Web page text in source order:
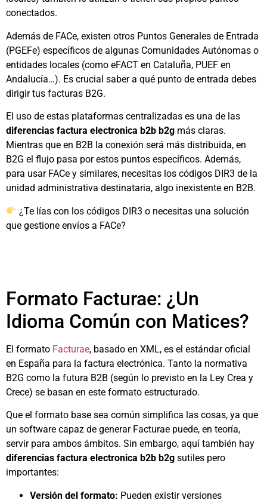
conectados.
Además de FACe, existen otros Puntos Generales de Entrada
(PGEFe) específicos de algunas Comunidades Autónomas o
entidades locales (como eFACT en Cataluña, PUEF en
Andalucía…). Es crucial saber a qué punto de entrada debes
dirigir tus facturas B2G.
El uso de estas plataformas centralizadas es una de las
diferencias factura electronica b2b b2g más claras.
Mientras que en B2B la conexión será más distribuida, en
B2G el flujo pasa por estos puntos específicos. Además,
para usar FACe y similares, necesitas los códigos DIR3 de la
unidad administrativa destinataria, algo inexistente en B2B.
¿Te lías con los códigos DIR3 o necesitas una solución
que gestione envíos a FACe?
Formato Facturae: ¿Un
Idioma Común con Matices?
El formato Facturae, basado en XML, es el estándar oficial
en España para la factura electrónica. Tanto la normativa
B2G como la futura B2B (según lo previsto en la Ley Crea y
Crece) se basan en este formato estructurado.
Que el formato base sea común simplifica las cosas, ya que
un software capaz de generar Facturae puede, en teoría,
servir para ambos ámbitos. Sin embargo, aquí también hay
diferencias factura electronica b2b b2g sutiles pero
importantes:
Versión del formato: Pueden existir versiones